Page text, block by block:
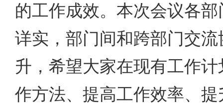
的工作成效。本次会议各
详实，部门间和跨部门交
升，希望大家在现有工作
作方法、提高工作效率、